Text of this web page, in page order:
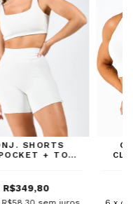
SHORTS
+ TOP
R$349,80